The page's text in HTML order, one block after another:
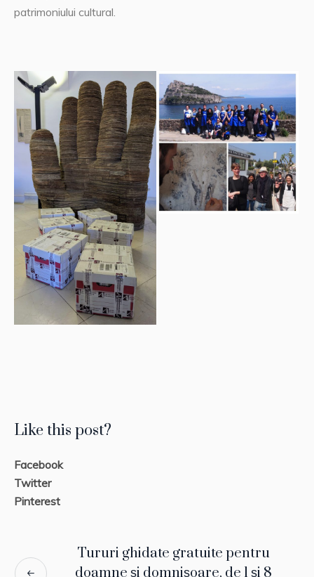
patrimoniului cultural.
Like this post?
Facebook
Twitter
Pinterest
Tururi ghidate gratuite pentru
doamne și domnișoare, de 1 și 8